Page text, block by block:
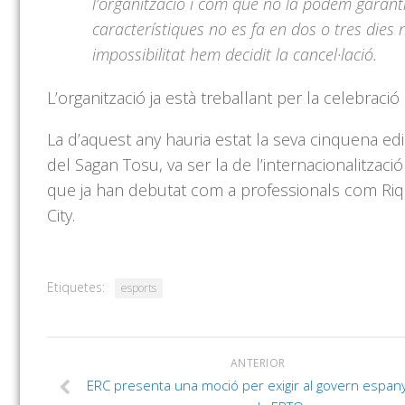
característiques no es fa en dos o tres
impossibilitat hem decidit la cancel·lació.
L’organització ja està treballant per la
La d’aquest any hauria estat la seva cinquena
del Sagan Tosu, va ser la de
que ja han debutat com a professionals com
City.
Etiquetes: esports
ANTERIOR
ERC presenta una moció per exigir al govern